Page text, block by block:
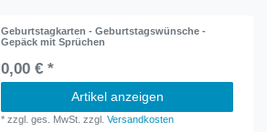
Geburtstagkarten - Geburtstagswünsche -
Gepäck mit Sprüchen
0,00 € *
Artikel anzeigen
*zzgl. ges. MwSt. zzgl.Versandkosten